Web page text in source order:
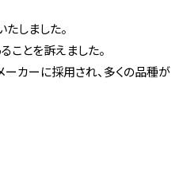
しました。
とを訴えました。
ーカーに採用され、多くの品種が